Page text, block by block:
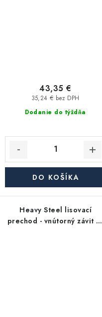
Dodanie do týždňa
35,24 € bez DPH
43,35 €
DO KOŠÍKA
Heavy Steel lisovací
prechod - vnútorný závit FF